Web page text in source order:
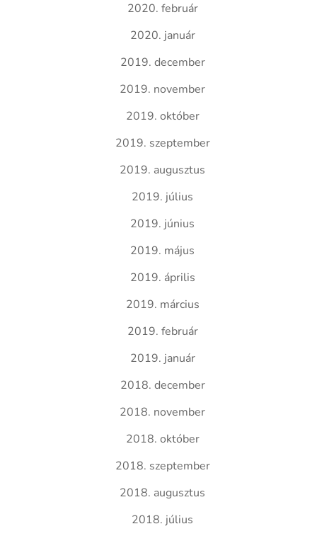
2020. február
2020. január
2019. december
2019. november
2019. október
2019. szeptember
2019. augusztus
2019. július
2019. június
2019. május
2019. április
2019. március
2019. február
2019. január
2018. december
2018. november
2018. október
2018. szeptember
2018. augusztus
2018. július